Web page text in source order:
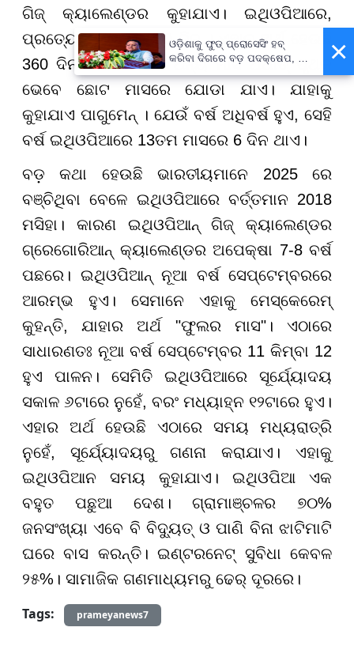
ଗିଜ୍ କ୍ୟାଲେଣ୍ଡର କୁହାଯାଏ। ଇଥିଓପିଆରେ,
ପ୍ରତ୍ୟେକ ମାସ ଠିକ୍ 30 ଦିନ । ଏହାର ଅର୍ଥ ହେଉଛି
360 ଦିନ। ବାକି 5 ଦିନ ଅନ୍ୟ ମାସ ଅର୍ଥାତ୍ ପୃଥକ
ଭେବେ ଛୋଟ ମାସରେ ଯୋଡା ଯାଏ। ଯାହାକୁ
କୁହାଯାଏ ପାଗୁମେନ୍ । ଯେଉଁ ବର୍ଷ ଅଧିବର୍ଷ ହୁଏ, ସେହି
ବର୍ଷ ଇଥିଓପିଆରେ 13ତମ ମାସରେ 6 ଦିନ ଥାଏ।
ବଡ଼ କଥା ହେଉଛି ଭାରତୀୟମାନେ 2025 ରେ
ବଞ୍ଚିଥିବା ବେଳେ ଇଥିଓପିଆରେ ବର୍ତ୍ତମାନ 2018
ମସିହା। କାରଣ ଇଥିଓପିଆନ୍ ଗିଜ୍ କ୍ୟାଲେଣ୍ଡର
ଗ୍ରେଗୋରିଆନ୍ କ୍ୟାଲେଣ୍ଡର ଅପେକ୍ଷା 7-8 ବର୍ଷ
ପଛରେ। ଇଥିଓପିଆନ୍ ନୂଆ ବର୍ଷ ସେପ୍ଟେମ୍ବରରେ
ଆରମ୍ଭ ହୁଏ। ସେମାନେ ଏହାକୁ ମେସ୍କେରେମ୍
କୁହନ୍ତି, ଯାହାର ଅର୍ଥ "ଫୁଲର ମାସ"। ଏଠାରେ
ସାଧାରଣତଃ ନୂଆ ବର୍ଷ ସେପ୍ଟେମ୍ବର 11 କିମ୍ବା 12
ହୁଏ ପାଳନ। ସେମିତି ଇଥିଓପିଆରେ ସୂର୍ଯ୍ୟୋଦୟ
ସକାଳ ୬ଟାରେ ନୁହେଁ, ବରଂ ମଧ୍ୟାହ୍ନ ୧୨ଟାରେ ହୁଏ।
ଏହାର ଅର୍ଥ ହେଉଛି ଏଠାରେ ସମୟ ମଧ୍ୟରାତ୍ରି
ନୁହେଁ, ସୂର୍ଯ୍ୟୋଦୟରୁ ଗଣନା କରାଯାଏ। ଏହାକୁ
ଇଥିଓପିଆନ ସମୟ କୁହାଯାଏ। ଇଥିଓପିଆ ଏକ
ବହୁତ ପଛୁଆ ଦେଶ। ଗ୍ରାମାଞ୍ଚଳର ୭୦%
ଜନସଂଖ୍ୟା ଏବେ ବି ବିଦ୍ୟୁତ୍ ଓ ପାଣି ବିନା ଝାଟିମାଟି
ଘରେ ବାସ କରନ୍ତି। ଇଣ୍ଟରନେଟ୍ ସୁବିଧା କେବଳ
୨୫%। ସାମାଜିକ ଗଣମାଧ୍ୟମରୁ ଢେର୍ ଦୂରରେ।
Tags:
prameyanews7
×
ଓଡ଼ିଶାକୁ ଫୁଡ୍ ପ୍ରୋସେସିଂ ହବ୍
କରିବା ଦିଗରେ ବଡ଼ ପଦକ୍ଷେପ, ୪୨